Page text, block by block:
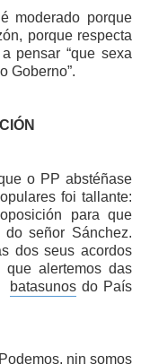
moderado porque
porque respecta
pensar “que sexa
Goberno”.
o PP abstéñase
foi tallante:
para que
señor Sánchez.
dos seus acordos
alertemos das
batasunos do País
nin somos